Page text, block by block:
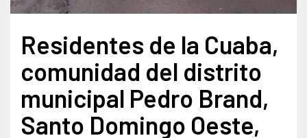
Residentes de la Cuaba,
comunidad del distrito
municipal Pedro Brand,
Santo Domingo Oeste,